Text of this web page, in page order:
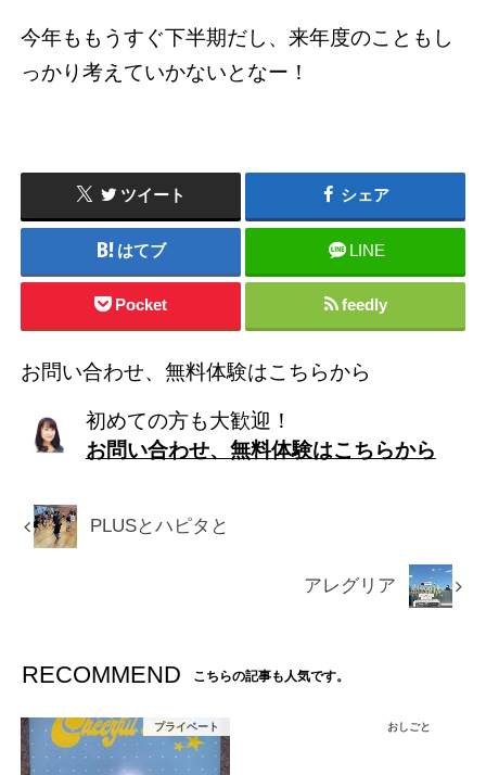
今年ももうすぐ下半期だし、来年度のこともし
っかり考えていかないとなー！
ツイート シェア
はてブ LINE
Pocket feedly
お問い合わせ、無料体験はこちらから
初めての方も大歓迎！
お問い合わせ、無料体験はこちらから
PLUSとハピタと
アレグリア
RECOMMEND こちらの記事も人気です。
プライベート おしごと